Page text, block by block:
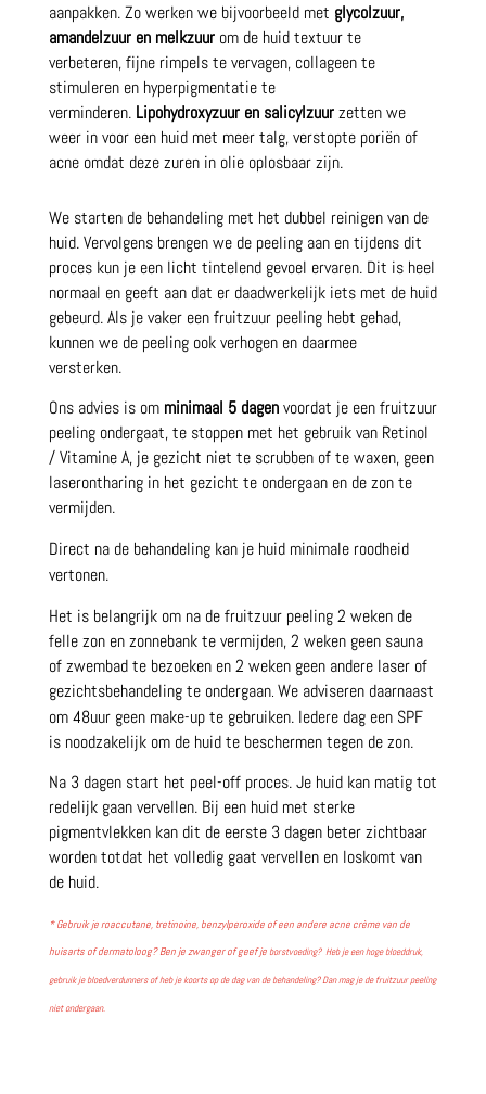
aanpakken. Zo werken we bijvoorbeeld met glycolzuur,
amandelzuur en melkzuurom de huid textuur te
verbeteren, fijne rimpels te vervagen, collageen te
stimuleren en hyperpigmentatie te
verminderen. Lipohydroxyzuur en salicylzuurzetten we
weer in voor een huid met meer talg, verstopte poriën of
acne omdat deze zuren in olie oplosbaar zijn.
We starten de behandeling met het dubbel reinigen van de
huid. Vervolgens brengen we de peeling aan en tijdens dit
proces kun je een licht tintelend gevoel ervaren. Dit is heel
normaal en geeft aan dat er daadwerkelijk iets met de huid
gebeurd. Als je vaker een fruitzuur peeling hebt gehad,
kunnen we de peeling ook verhogen en daarmee
versterken.
Ons advies is om minimaal 5 dagenvoordat je een fruitzuur
peeling ondergaat, te stoppen met het gebruik van Retinol
/ Vitamine A, je gezicht niet te scrubben of te waxen, geen
laserontharing in het gezicht te ondergaan en de zon te
vermijden.
Direct na de behandeling kan je huid minimale roodheid
vertonen.
Het is belangrijk om na de fruitzuur peeling 2 weken de
felle zon en zonnebank te vermijden, 2 weken geen sauna
of zwembad te bezoeken en 2 weken geen andere laser of
gezichtsbehandeling te ondergaan. We adviseren daarnaast
om 48uur geen make-up te gebruiken. Iedere dag een SPF
is noodzakelijk om de huid te beschermen tegen de zon.
Na 3 dagen start het peel-off proces. Je huid kan matig tot
redelijk gaan vervellen. Bij een huid met sterke
pigmentvlekken kan dit de eerste 3 dagen beter zichtbaar
worden totdat het volledig gaat vervellen en loskomt van
de huid.
* Gebruik je roaccutane, tretinoine, benzylperoxide of een andere acne crème van de
huisarts of dermatoloog? Ben je zwanger of geef je borstvoeding? Heb je een hoge bloeddruk,
gebruik je bloedverdunners of heb je koorts op de dag van de behandeling? Dan mag je de fruitzuur peeling
niet ondergaan.